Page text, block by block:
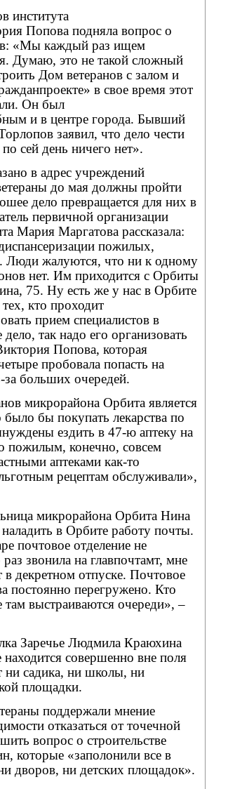
института
Попова подняла вопрос о
«Мы каждый раз ищем
Думаю, это не такой сложный
Дом ветеранов с залом и
в свое время этот
Он был
и в центре города. Бывший
заявил, что дело чести
сей день ничего нет».
в адрес учреждений
до мая должны пройти
дело превращается для них в
первичной организации
Мария Маргатова рассказала:
пожилых,
Люди жалуются, что ни к одному
нет. Им приходится с Орбиты
75. Ну есть же у нас в Орбите
кто проходит
прием специалистов в
так надо его организовать
Попова, которая
пробовала попасть на
больших очередей.
микрорайона Орбита является
было бы покупать лекарства по
ездить в 47-ю аптеку на
пожилым, конечно, совсем
аптеками как-то
рецептам обслуживали»,
микрорайона Орбита Нина
в Орбите работу почты.
почтовое отделение не
звонила на главпочтамт, мне
в декретном отпуске. Почтовое
постоянно перегружено. Кто
там выстраиваются очереди», –
Заречье Людмила Краюхина
находится совершенно вне поля
ни садика, ни школы, ни
площадки.
поддержали мнение
отказаться от точечной
вопрос о строительстве
которые «заполонили все в
дворов, ни детских площадок».